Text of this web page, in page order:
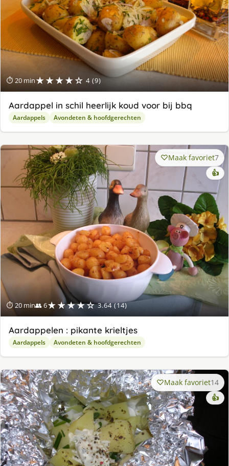
⏱ 20 min★★★★☆ 4 (9)
Aardappel in schil heerlijk koud voor bij bbq
Aardappels Avondeten & hoofdgerechten
⏱ 20 min👥 6★★★★☆ 3.64 (14)
Maak favoriet7
👍
Aardappelen : pikante krieltjes
Aardappels Avondeten & hoofdgerechten
Maak favoriet14
👍